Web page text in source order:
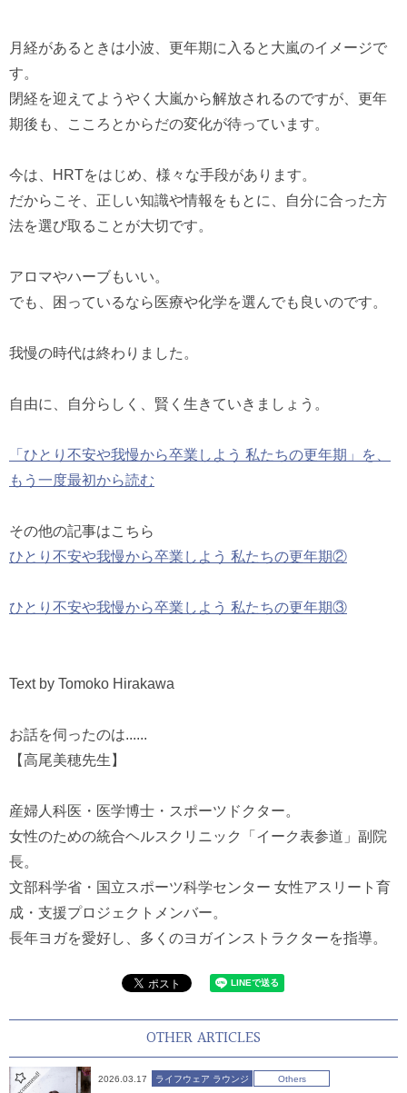
月経があるときは小波、更年期に入ると大嵐のイメージで
す。
閉経を迎えてようやく大嵐から解放されるのですが、更年
期後も、こころとからだの変化が待っています。
今は、HRTをはじめ、様々な手段があります。
だからこそ、正しい知識や情報をもとに、自分に合った方
法を選び取ることが大切です。
アロマやハーブもいい。
でも、困っているなら医療や化学を選んでも良いのです。
我慢の時代は終わりました。
自由に、自分らしく、賢く生きていきましょう。
「ひとり不安や我慢から卒業しよう 私たちの更年期」を、
もう一度最初から読む
その他の記事はこちら
ひとり不安や我慢から卒業しよう 私たちの更年期②
ひとり不安や我慢から卒業しよう 私たちの更年期③
Text by Tomoko Hirakawa
お話を伺ったのは......
【高尾美穂先生】
産婦人科医・医学博士・スポーツドクター。
女性のための統合ヘルスクリニック「イーク表参道」副院
長。
文部科学省・国立スポーツ科学センター 女性アスリート育
成・支援プロジェクトメンバー。
長年ヨガを愛好し、多くのヨガインストラクターを指導。
OTHER ARTICLES
2026.03.17 ライフウェア ラウンジ Others